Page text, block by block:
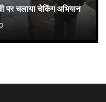
पर चलाया चेकिंग अभियान